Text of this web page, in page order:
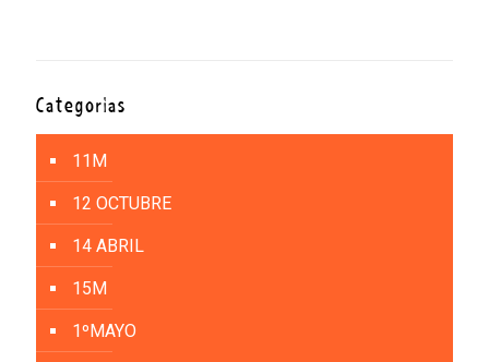
Categorías
11M
12 OCTUBRE
14 ABRIL
15M
1ºMAYO